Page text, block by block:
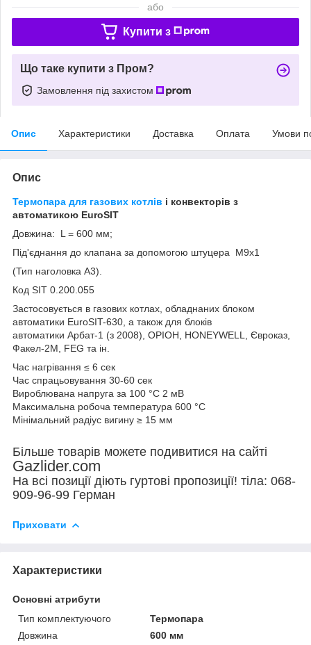
або
Купити з
Що таке купити з Пром?
Замовлення під захистом
Опис Характеристики Доставка Оплата Умови
Опис
Термопара для газових котлів і конвекторів з
автоматикою EuroSIT
Довжина: L = 600 мм;
Під'єднання до клапана за допомогою штуцера М9х1
(Тип наголовка А3).
Код SIT 0.200.055
Застосовується в газових котлах, обладнаних блоком
автоматики EuroSIT-630, а також для блоків
автоматики Арбат-1 (з 2008), ОРІОН, HONEYWELL, Євроказ,
Факел-2М, FEG та ін.
Час нагрівання ≤ 6 сек
Час спрацьовування 30-60 сек
Вироблювана напруга за 100 °C 2 мВ
Максимальна робоча температура 600 °C
Мінімальний радіус вигину ≥ 15 мм
Більше товарів можете подивитися на сайті
Gazlider.com
На всі позиції діють гуртові пропозиції! тіла: 068-
909-96-99 Герман
Приховати
Характеристики
Основні атрибути
Тип комплектуючого
Термопара
Довжина
600 мм